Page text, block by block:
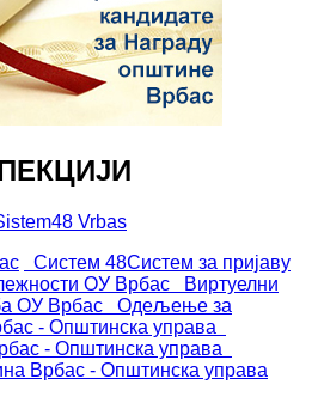
Систем 48Систем за пријаву
ОУ Врбас
Виртуелни
ОУ Врбас
Одељење за
- Општинска управа
- Општинска управа
Врбас - Општинска управа